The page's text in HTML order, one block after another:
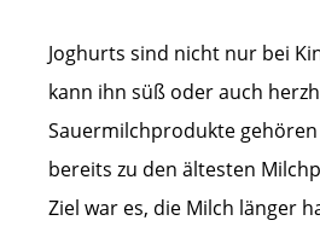
Joghurts sind nicht nur bei
kann ihn süß oder auch
Sauermilchprodukte
bereits zu den ältesten
Ziel war es, die Milch länger